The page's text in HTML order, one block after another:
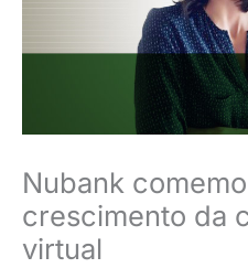
Nubank
crescimento da
virtual